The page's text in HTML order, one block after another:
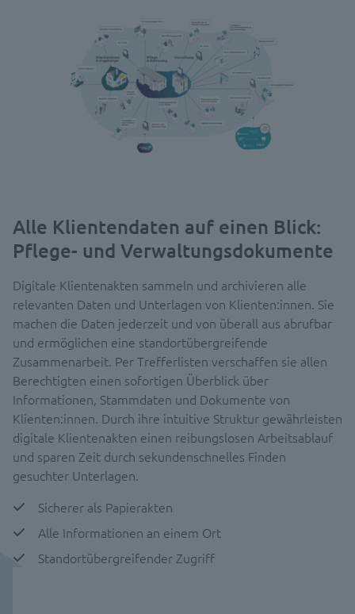
Alle Klientendaten auf einen Blick:
Pflege- und Verwaltungsdokumente
Digitale Klientenakten sammeln und archivieren alle
relevanten Daten und Unterlagen von Klienten:innen. Sie
machen die Daten jederzeit und von überall aus abrufbar
und ermöglichen eine standortübergreifende
Zusammenarbeit. Per Trefferlisten verschaffen sie allen
Berechtigten einen sofortigen Überblick über
Informationen, Stammdaten und Dokumente von
Klienten:innen. Durch ihre intuitive Struktur gewährleisten
digitale Klientenakten einen reibungslosen Arbeitsablauf
und sparen Zeit durch sekundenschnelles Finden
gesuchter Unterlagen.
Sicherer als Papierakten
Alle Informationen an einem Ort
Standortübergreifender Zugriff